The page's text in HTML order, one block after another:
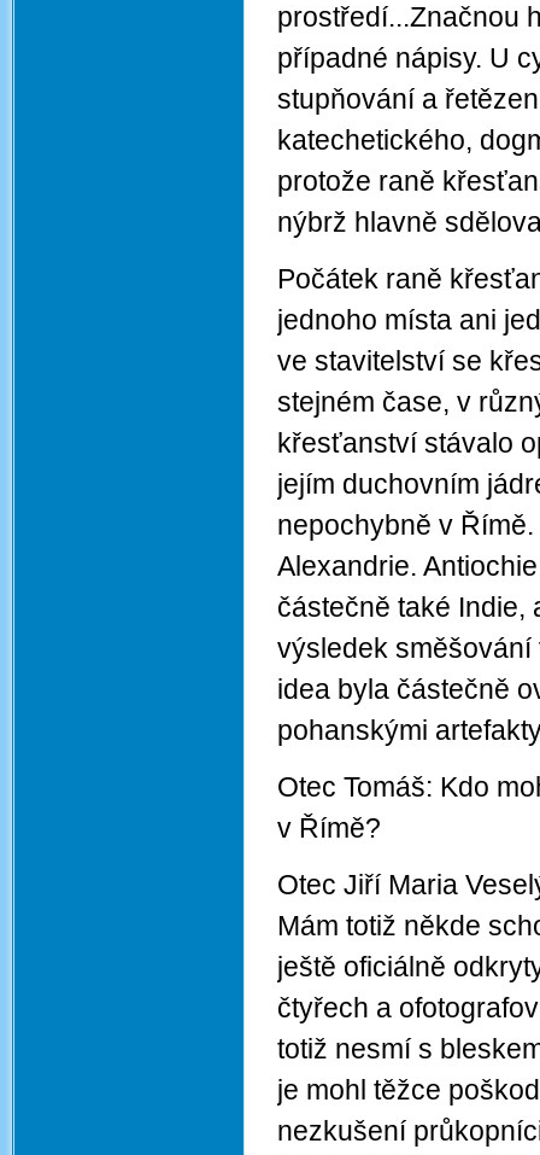
prostředí...Značnou
případné nápisy. U
stupňování a
katechetického,
protože raně
nýbrž hlavně
Počátek raně
jednoho místa ani
ve stavitelství se
stejném čase, v
křesťanství stávalo
jejím duchovním
nepochybně v
Alexandrie.
částečně také Indie,
výsledek
idea byla částečně
pohanskými
Otec Tomáš: Kdo
v Římě?
Otec Jiří Maria
Mám totiž někde
ještě oficiálně
čtyřech a
totiž nesmí s
je mohl těžce
nezkušení